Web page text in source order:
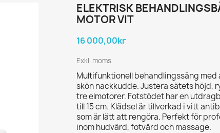
ELEKTRISK
MOTOR VIT
16 000,00kr
Exkl. moms
Multifunktionell behandlingssäng
skön nackkudde. Justera sätets höjd,
tre elmotorer. Fotstödet har en
till 15 cm. Klädsel är tillverkad i vitt
som är lätt att rengöra. Perfekt för
inom hudvård, fotvård och massage.